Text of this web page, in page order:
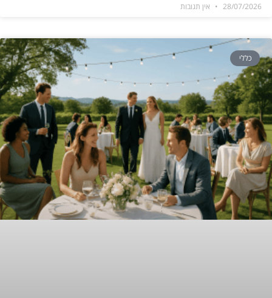
28/07/2026 אין תגובות
כללי